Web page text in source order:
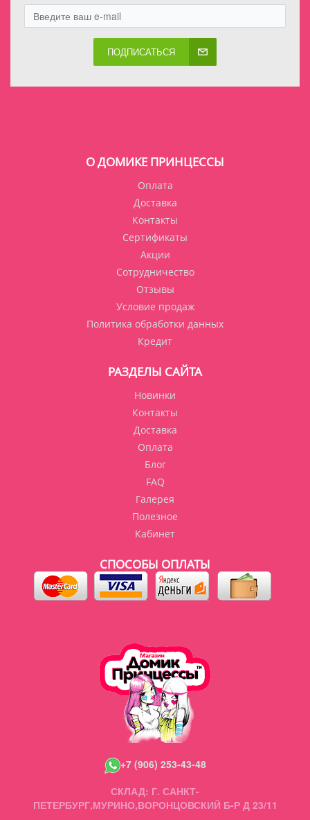
ПОДПИСАТЬСЯ
О ДОМИКЕ ПРИНЦЕССЫ
Оплата
Доставка
Контакты
Сертификаты
Акции
Сотрудничество
Отзывы
Условие продаж
Политика обработки данных
Кредит
РАЗДЕЛЫ САЙТА
Новинки
Контакты
Доставка
Оплата
Блог
FAQ
Галерея
Полезное
Кабинет
СПОСОБЫ ОПЛАТЫ
+7 (906) 253-43-48
СКЛАД: Г. САНКТ-
ПЕТЕРБУРГ,МУРИНО,ВОРОНЦОВСКИЙ Б-Р Д 23/11